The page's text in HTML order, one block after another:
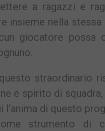
a ragazzi e
insieme nella
giocatore possa
straordinario
e spirito di
di questo
strumento di